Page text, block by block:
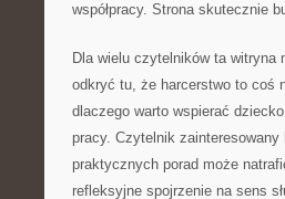
współpracy. Strona skutecznie
Dla wielu czytelników ta witryna
odkryć tu, że harcerstwo to coś
dlaczego warto wspierać
pracy. Czytelnik
praktycznych porad może
refleksyjne spojrzenie na sens